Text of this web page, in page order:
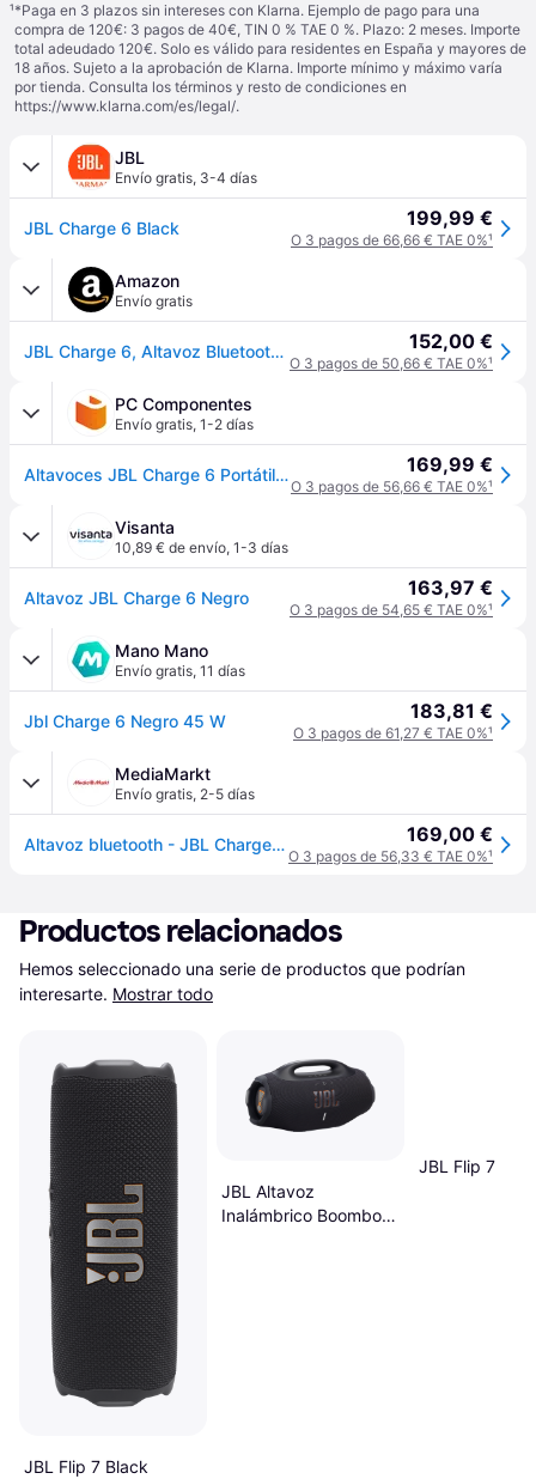
¹*Paga en 3 plazos sin intereses con Klarna. Ejemplo de pago para una
compra de 120€: 3 pagos de 40€, TIN 0 % TAE 0 %. Plazo: 2 meses. Importe
total adeudado 120€. Solo es válido para residentes en España y mayores de
18 años. Sujeto a la aprobación de Klarna. Importe mínimo y máximo varía
por tienda. Consulta los términos y resto de condiciones en
https://www.klarna.com/es/legal/.
JBL
Envío gratis, 3-4 días
JBL Charge 6 Black 199,99 €
O 3 pagos de 66,66 € TAE 0%¹
Amazon
Envío gratis
JBL Charge 6, Altavoz Bluetooth Portátil Inalámbrico, Negro 152,00 €
O 3 pagos de 50,66 € TAE 0%¹
PC Componentes
Envío gratis, 1-2 días
Altavoces JBL Charge 6 Portátiles Bluetooth 45W IP68 con AI Sound Boost y Powerbank 169,99 €
O 3 pagos de 56,66 € TAE 0%¹
Visanta
10,89 € de envío, 1-3 días
Altavoz JBL Charge 6 Negro 163,97 €
O 3 pagos de 54,65 € TAE 0%¹
Mano Mano
Envío gratis, 11 días
Jbl Charge 6 Negro 45 W 183,81 €
O 3 pagos de 61,27 € TAE 0%¹
MediaMarkt
Envío gratis, 2-5 días
Altavoz bluetooth - JBL Charge 6, 45 W, Bluetooth, Hasta 24 horas + 4 con Playtime Boost, Resistente a golpes, agua y polvo, Negro 169,00 €
O 3 pagos de 56,33 € TAE 0%¹
Productos relacionados
Hemos seleccionado una serie de productos que podrían
interesarte. Mostrar todo
JBL Flip 7 Black
JBL Altavoz
Inalámbrico Boombox
JBL Flip 7